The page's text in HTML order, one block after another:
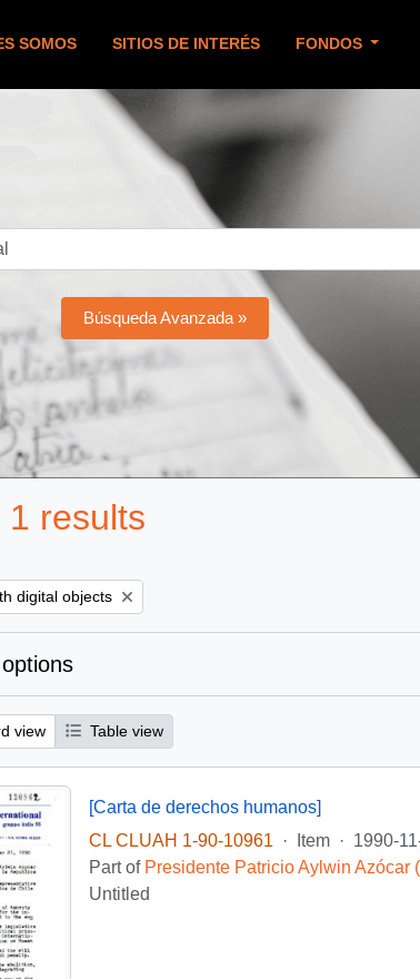
SOMOS SITIOS DE INTERÉS FONDOS
Búsqueda Avanzada »
1 results
filter:
digital objects
view Table view
[Carta de derechos humanos]
CL CLUAH 1-90-10961
· Item · 1990-
Part of Presidente Patricio Aylwin Azócar
Untitled